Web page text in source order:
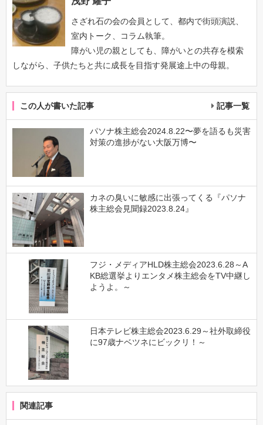
さざれ石の会の会員として、都内で街頭演説、
室内トーク、コラム執筆。
障がい児の親としても、障がいとの共存を模索
しながら、子供たちと共に成長を目指す発展途上中の母親。
この人が書いた記事 記事一覧
パソナ株主総会2024.8.22〜夢を語るも災害
対策の進捗がない大阪万博〜
カネの臭いに敏感に出張ってくる『パソナ
株主総会見聞録2023.8.24』
フジ・メディアHLD株主総会2023.6.28～A
KB総選挙よりエンタメ株主総会をTV中継し
ようよ。～
日本テレビ株主総会2023.6.29～社外取締役
に97歳ナベツネにビックリ！～
関連記事